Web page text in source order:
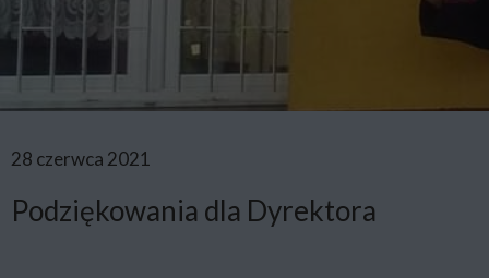
28 czerwca 2021
Podziękowania dla Dyrektora